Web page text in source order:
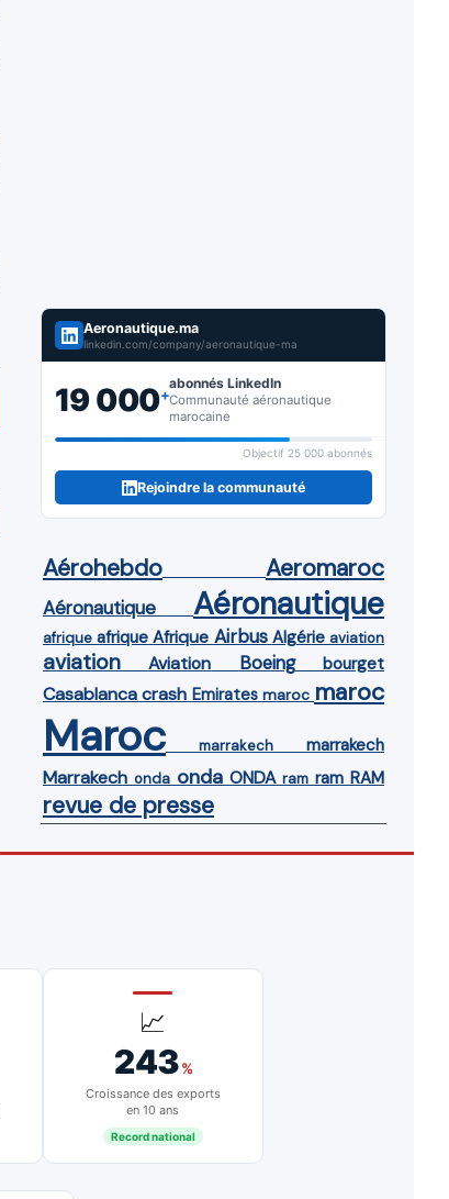
Aeronautique.ma
linkedin.com/company/aeronautique-ma
19 000+
abonnés LinkedIn
Communauté aéronautique
marocaine
Objectif 25 000 abonnés
Rejoindre la communauté
Aérohebdo Aeromaroc
Aéronautique Aéronautique
afrique afrique Afrique Airbus Algérie aviation
aviation Aviation Boeing bourget
Casablanca crash Emirates maroc maroc
Maroc marrakech marrakech
Marrakech onda onda ONDA ram ram RAM
revue de presse
📈
243%
Croissance des exports
en 10 ans
Record national